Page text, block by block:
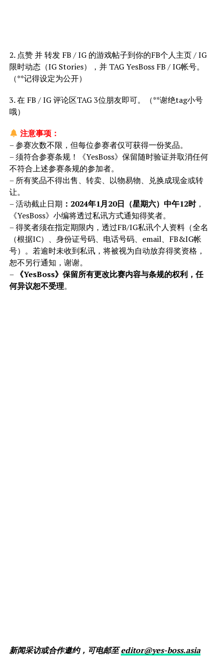
2. 点赞 并 转发 FB / IG 的游戏帖子到你的FB个人主页 / IG
限时动态（IG Stories），并 TAG YesBoss FB / IG帐号。
（**记得设定为公开）
3. 在 FB / IG 评论区TAG 3位朋友即可。（**谢绝tag小号
哦）
注意事项：
– 参赛次数不限，但每位参赛者仅可获得一份奖品。
– 须符合参赛条规！《YesBoss》保留随时验证并取消任何
不符合上述参赛条规的参加者。
– 所有奖品不得出售、转卖、以物易物、兑换成现金或转
让。
– 活动截止日期 ：2024年1月20日（星期六）中午12时，
《YesBoss》小编将透过私讯方式通知得奖者。
– 得奖者须在指定期限内，透过FB/IG私讯个人资料（全名
（根据IC）、身份证号码、电话号码、email、FB&IG帐
号）。若逾时未收到私讯，将被视为自动放弃得奖资格，
恕不另行通知，谢谢。
– 《YesBoss》保留所有更改比赛内容与条规的权利，任
何异议恕不受理。
新闻采访或合作邀约，可电邮至editor@yes-boss.asia